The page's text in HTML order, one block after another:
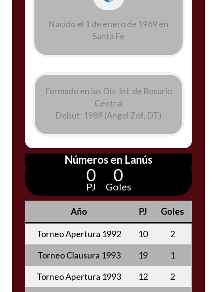
Nacido el 1 de enero de 1969 en
Santa Fe
Formado en las Div. Inf. de Rosario
Central
Debut: 1989 (Angel Zof, DT)
Números en Lanús
0
PJ
0
Goles
Año PJ Goles
Torneo Apertura 1992 10
2
Torneo Clausura 1993
19
1
Torneo Apertura 1993
12
2